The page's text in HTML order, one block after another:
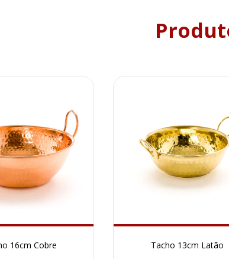
16cm Cobre Tacho 13cm Latão